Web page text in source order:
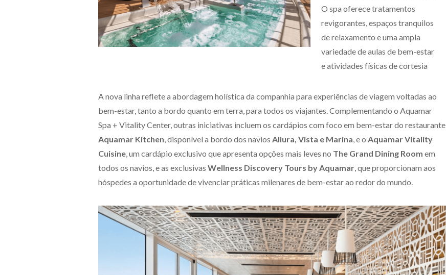
O spa oferece tratamentos
revigorantes, espaços tranquilos
de relaxamento e uma ampla
variedade de aulas de bem-estar
e atividades físicas de cortesia
A nova linha reflete a abordagem holística da companhia para experiências de viagem voltadas ao
bem-estar, tanto a bordo quanto em terra, para todos os viajantes. Complementando o Aquamar
Spa + Vitality Center, outras iniciativas incluem os cardápios com foco em bem-estar do restaurante
Aquamar Kitchen, disponível a bordo dos navios Allura, Vista e Marina, e o Aquamar Vitality
Cuisine, um cardápio exclusivo que apresenta opções mais leves no The Grand Dining Room em
todos os navios, e as exclusivas Wellness Discovery Tours by Aquamar, que proporcionam aos
hóspedes a oportunidade de vivenciar práticas milenares de bem-estar ao redor do mundo.